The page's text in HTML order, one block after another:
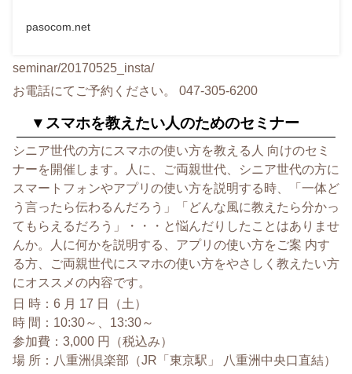
pasocom.net
seminar/20170525_insta/
お電話にてご予約ください。 047-305-6200
▼スマホを教えたい人のためのセミナー
シニア世代の方にスマホの使い方を教える人 向けのセミ
ナーを開催します。人に、ご両親世代、
シニア世代の方に
スマートフォンやアプリの使い方を説明する時、
「一体ど
う言ったら伝わるんだろう」「 どんな風に教えたら分かっ
てもらえるだろう」・・・ と悩んだりしたことはありませ
んか。人に何かを説明する、 アプリの使い方をご案 内す
る方、
ご両親世代にスマホの使い方をやさしく教えたい方
にオススメの内容です。
日 時：6 月 17 日（土）
時 間：10:30～、13:30～
参加費：3,000 円（税込み）
場 所：八重洲倶楽部（JR「東京駅」 八重洲中央口直結）